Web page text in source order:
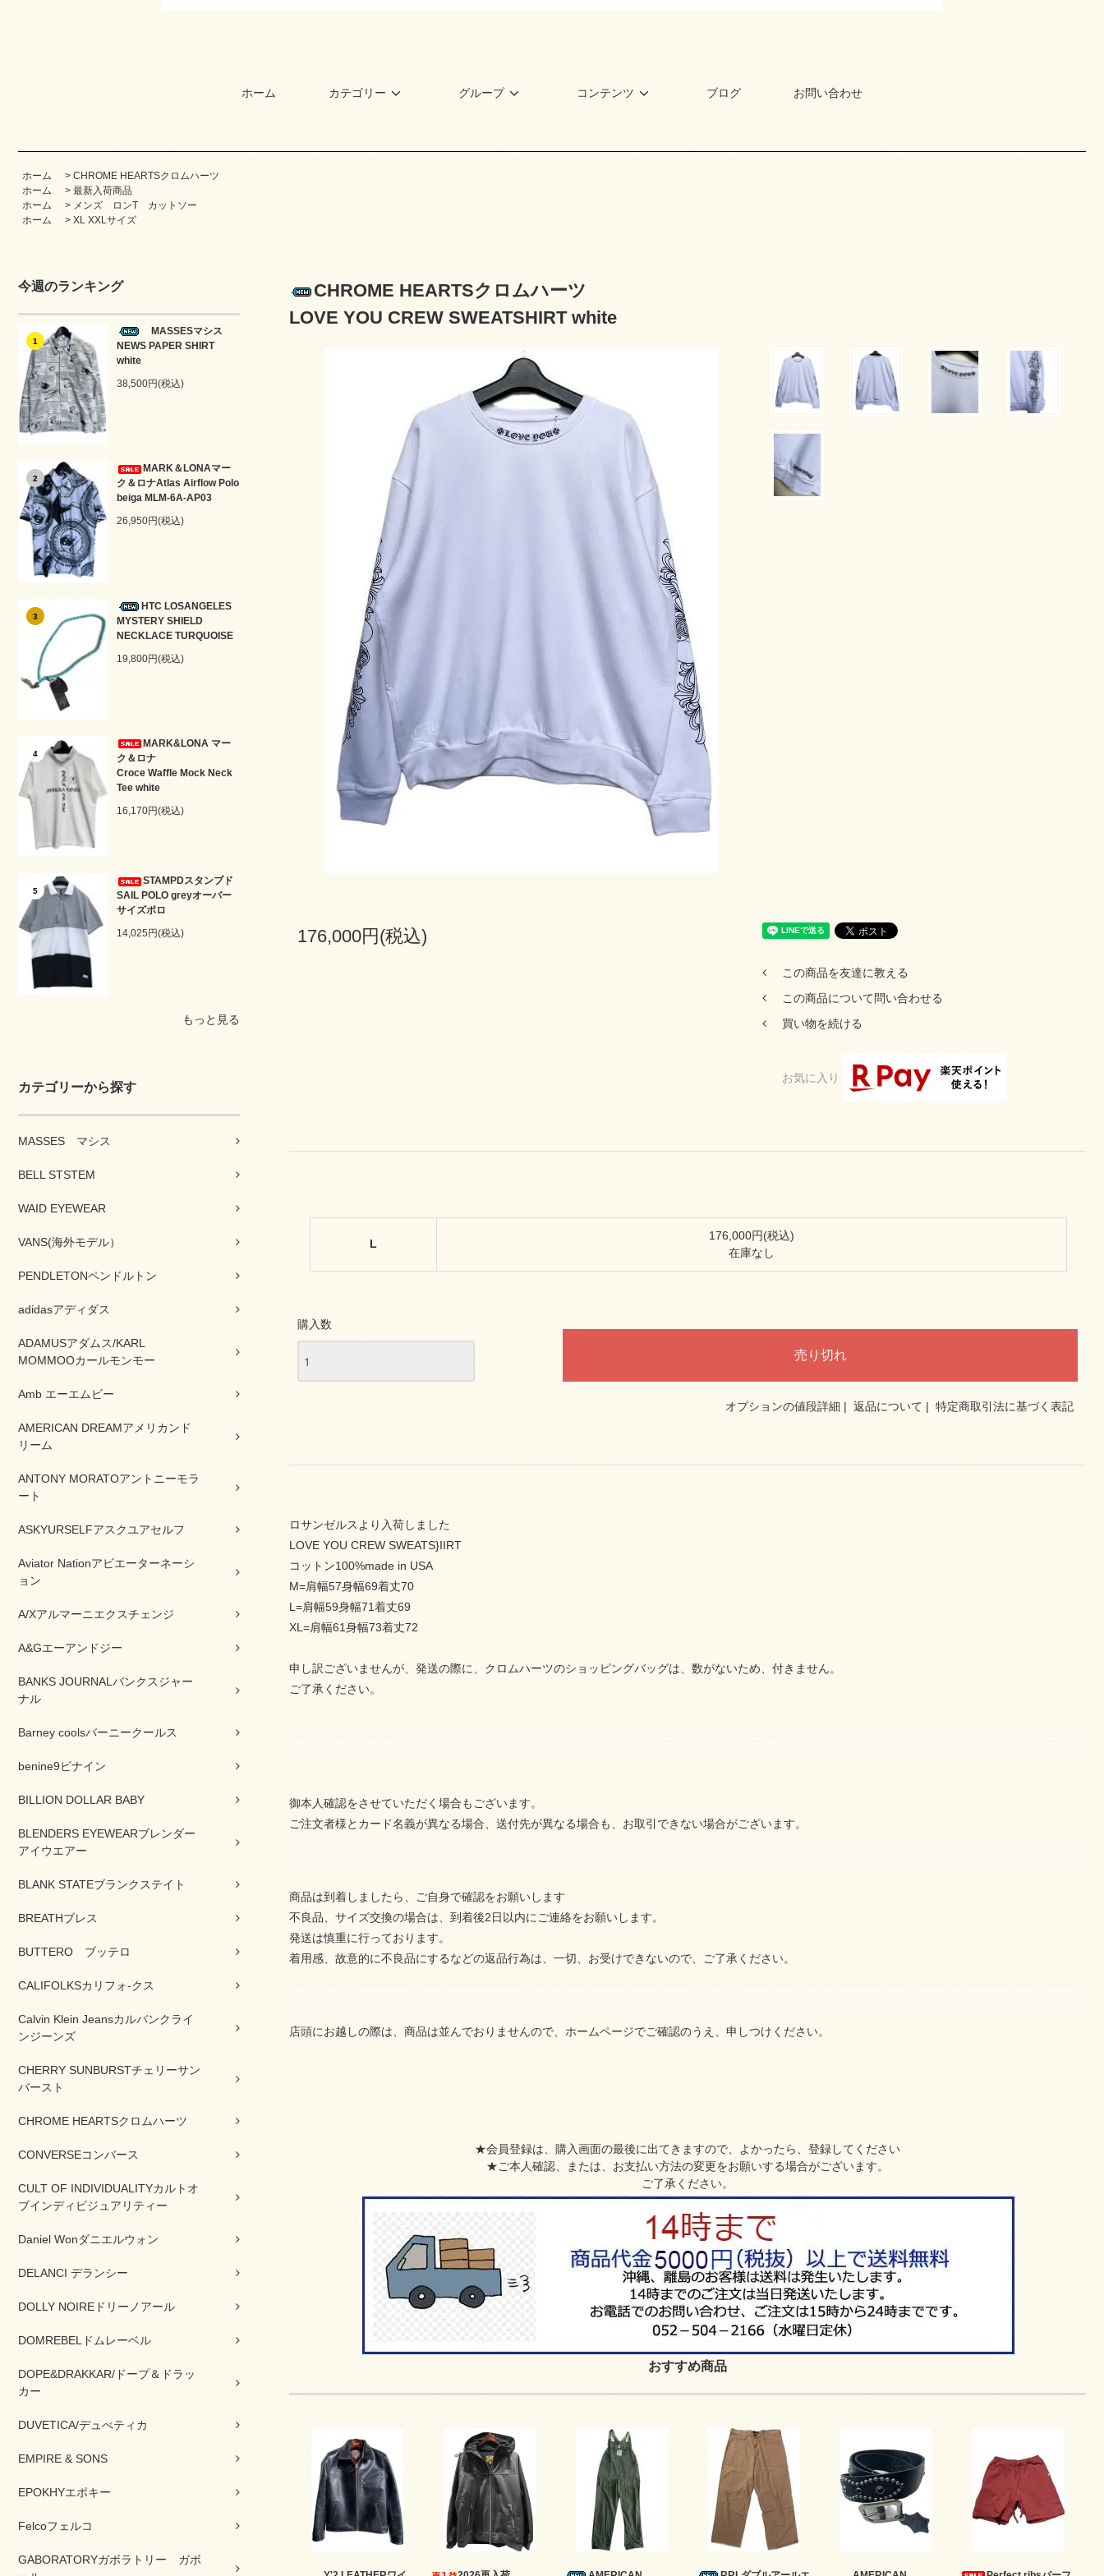
ホーム カテゴリー グループ コンテンツ ブログ お問い合わせ
ホーム > CHROME HEARTSクロムハーツ
ホーム
> 最新入荷商品
ホーム
> メンズ ロンT カットソー
ホーム
> XL XXLサイズ
今週のランキング
1
MASSESマシス
NEWS PAPER SHIRT
white
38,500円(税込)
2
MARK＆LONAマー
ク＆ロナAtlas Airflow Polo
beiga MLM-6A-AP03
26,950円(税込)
3
HTC LOSANGELES
MYSTERY SHIELD
NECKLACE TURQUOISE
19,800円(税込)
4
MARK&LONA マー
ク＆ロナ
Croce Waffle Mock Neck
Tee white
16,170円(税込)
5
STAMPDスタンプド
SAIL POLO greyオーバー
サイズポロ
14,025円(税込)
もっと見る
カテゴリーから探す
MASSES マシス
BELL STSTEM
WAID EYEWEAR
VANS(海外モデル）
PENDLETONペンドルトン
adidasアディダス
ADAMUSアダムス/KARL
MOMMOOカールモンモー
Amb エーエムビー
AMERICAN DREAMアメリカンド
リーム
ANTONY MORATOアントニーモラ
ート
ASKYURSELFアスクユアセルフ
Aviator Nationアビエーターネーシ
ョン
A/Xアルマーニエクスチェンジ
A&Gエーアンドジー
BANKS JOURNALバンクスジャー
ナル
Barney coolsバーニークールス
benine9ビナイン
BILLION DOLLAR BABY
BLENDERS EYEWEARブレンダー
アイウエアー
BLANK STATEブランクステイト
BREATHブレス
BUTTERO ブッテロ
CALIFOLKSカリフォ-クス
Calvin Klein Jeansカルバンクライ
ンジーンズ
CHERRY SUNBURSTチェリーサン
バースト
CHROME HEARTSクロムハーツ
CONVERSEコンバース
CULT OF INDIVIDUALITYカルトオ
ブインディビジュアリティー
Daniel Wonダニエルウォン
DELANCI デランシー
DOLLY NOIREドリーノアール
DOMREBELドムレーベル
DOPE&DRAKKAR/ドープ＆ドラッ
カー
DUVETICA/デュべティカ
EMPIRE & SONS
EPOKHYエポキー
Felcoフェルコ
GABORATORYガボラトリー ガボ
CHROME HEARTSクロムハーツ
LOVE YOU CREW SWEATSHIRT white
176,000円(税込)
この商品を友達に教える
この商品について問い合わせる
買い物を続ける
お気に入り
L
176,000円(税込)
在庫なし
購入数
オプションの値段詳細 | 返品について | 特定商取引法に基づく表記
ロサンゼルスより入荷しました
LOVE YOU CREW SWEATS}IIRT
コットン100%made in USA
M=肩幅57身幅69着丈70
L=肩幅59身幅71着丈69
XL=肩幅61身幅73着丈72
申し訳ございませんが、発送の際に、クロムハーツのショッピングバッグは、数がないため、付きません。
ご了承ください。
御本人確認をさせていただく場合もございます。
ご注文者様とカード名義が異なる場合、送付先が異なる場合も、お取引できない場合がございます。
商品は到着しましたら、ご自身で確認をお願いします
不良品、サイズ交換の場合は、到着後2日以内にご連絡をお願いします。
発送は慎重に行っております。
着用感、故意的に不良品にするなどの返品行為は、一切、お受けできないので、ご了承ください。
店頭にお越しの際は、商品は並んでおりませんので、ホームページでご確認のうえ、申しつけください。
★会員登録は、購入画面の最後に出てきますので、よかったら、登録してください
★ご本人確認、または、お支払い方法の変更をお願いする場合がございます。
ご了承ください。
おすすめ商品